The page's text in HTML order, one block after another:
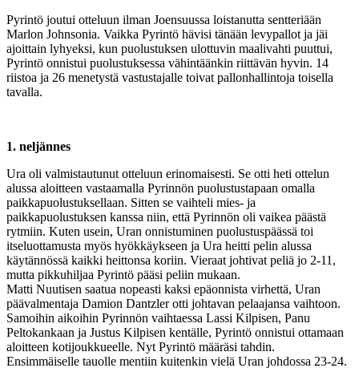
Pyrintö joutui otteluun ilman Joensuussa loistanutta sentteriään
Marlon Johnsonia. Vaikka Pyrintö hävisi tänään levypallot ja jäi
ajoittain lyhyeksi, kun puolustuksen ulottuvin maalivahti puuttui,
Pyrintö onnistui puolustuksessa vähintäänkin riittävän hyvin. 14
riistoa ja 26 menetystä vastustajalle toivat pallonhallintoja toisella
tavalla.
1. neljännes
Ura oli valmistautunut otteluun erinomaisesti. Se otti heti ottelun
alussa aloitteen vastaamalla Pyrinnön puolustustapaan omalla
paikkapuolustuksellaan. Sitten se vaihteli mies- ja
paikkapuolustuksen kanssa niin, että Pyrinnön oli vaikea päästä
rytmiin. Kuten usein, Uran onnistuminen puolustuspäässä toi
itseluottamusta myös hyökkäykseen ja Ura heitti pelin alussa
käytännössä kaikki heittonsa koriin. Vieraat johtivat peliä jo 2-11,
mutta pikkuhiljaa Pyrintö pääsi peliin mukaan.
Matti Nuutisen saatua nopeasti kaksi epäonnista virhettä, Uran
päävalmentaja Damion Dantzler otti johtavan pelaajansa vaihtoon.
Samoihin aikoihin Pyrinnön vaihtaessa Lassi Kilpisen, Panu
Peltokankaan ja Justus Kilpisen kentälle, Pyrintö onnistui ottamaan
aloitteen kotijoukkueelle. Nyt Pyrintö määräsi tahdin.
Ensimmäiselle tauolle mentiin kuitenkin vielä Uran johdossa 23-24.